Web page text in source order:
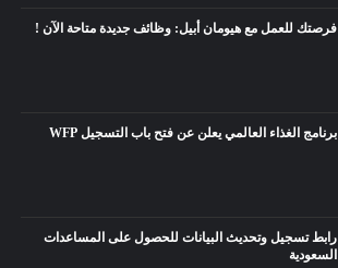
فرصتك للعمل مع هيومان أبيل: وظائف جديدة متاحة الآن !
برنامج الغذاء العالمي يعلن عن فتح باب التسجيل WFP
رابط تسجيل وتحديث البيانات للحصول على المساعدات
السعودية